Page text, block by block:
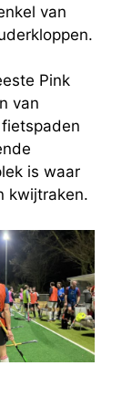
van
Pink
van
is waar
kwijtraken.